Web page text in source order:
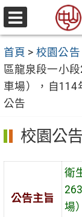
跳
至
要
內
容
區
選
單
首頁 > 校園公告
區龍泉段一小
車場），自114
公告
校園公告
公告主旨
衛
場